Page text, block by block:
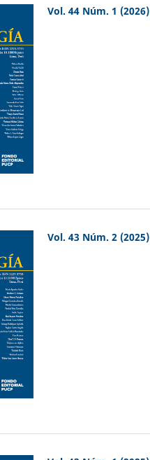
Vol. 44 Núm. 1 (2026)
Vol. 43 Núm. 2 (2025)